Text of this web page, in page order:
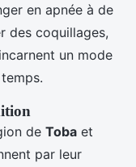
en apnée à de
des coquillages,
un mode
de Toba et
par leur